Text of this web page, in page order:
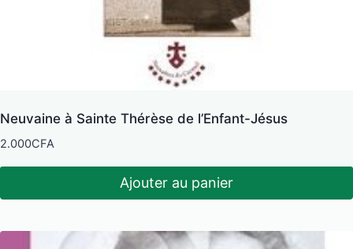
Neuvaine à Sainte Thérèse de l’Enfant-Jésus
2.000CFA
Ajouter au panier